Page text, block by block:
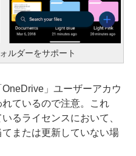
ルダーをサポート
」ユーザーアカウ
ているので注意。これ
るライセンスにおいて、
または更新していない場